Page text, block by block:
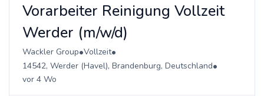
Vorarbeiter Reinigung Vollzeit
Werder (m/w/d)
Wackler Group•Vollzeit•
14542, Werder (Havel), Brandenburg, Deutschland•
vor 4 Wo